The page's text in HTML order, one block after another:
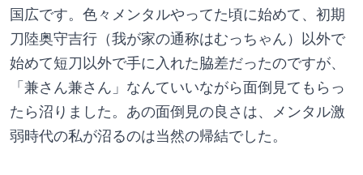
国広です。色々メンタルやってた頃に始めて、初期
刀陸奥守吉行（我が家の通称はむっちゃん）以外で
始めて短刀以外で手に入れた脇差だったのですが、
「兼さん兼さん」なんていいながら面倒見てもらっ
たら沼りました。あの面倒見の良さは、メンタル激
弱時代の私が沼るのは当然の帰結でした。